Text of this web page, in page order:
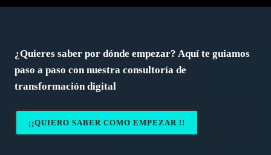
¿Quieres saber por dónde empezar? Aquí te guiamos
paso a paso con nuestra consultoría de
transformación digital
¡¡QUIERO SABER COMO EMPEZAR !!